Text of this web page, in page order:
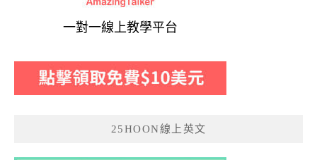
一對一線上教學平台
25HOON線上英文